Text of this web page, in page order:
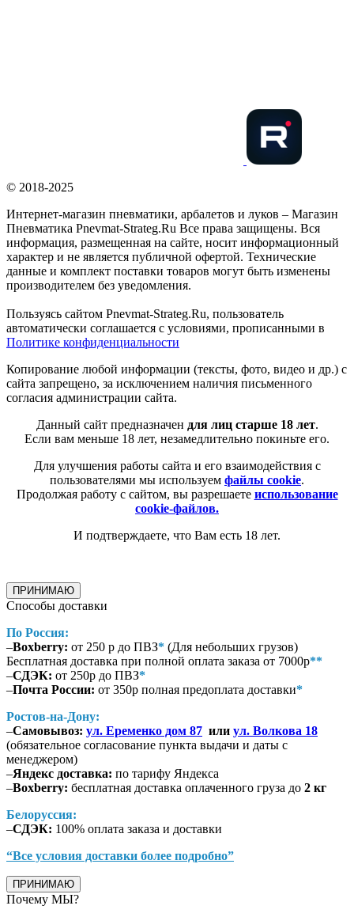
© 2018-2025
Интернет-магазин пневматики, арбалетов и луков – Магазин
Пневматика Pnevmat-Strateg.Ru Все права защищены. Вся
информация, размещенная на сайте, носит информационный
характер и не является публичной офертой. Технические
данные и комплект поставки товаров могут быть изменены
производителем без уведомления.
Пользуясь сайтом Pnevmat-Strateg.Ru, пользователь
автоматически соглашается с условиями, прописанными в
Политике конфиденциальности
Копирование любой информации (тексты, фото, видео и др.) с
сайта запрещено, за исключением наличия письменного
согласия администрации сайта.
Данный сайт предназначен для лиц старше 18 лет.
Если вам меньше 18 лет, незамедлительно покиньте его.
Для улучшения работы сайта и его взаимодействия с
пользователями мы используем файлы cookie.
Продолжая работу с сайтом, вы разрешаете использование
cookie-файлов.
И подтверждаете, что Вам есть 18 лет.
ПРИНИМАЮ
Способы доставки
По Россия:
–Boxberry: от 250 р до ПВЗ* (Для небольших грузов)
Бесплатная доставка при полной оплата заказа от 7000р**
–СДЭК: от 250р до ПВЗ*
–Почта России: от 350р полная предоплата доставки*
Ростов-на-Дону:
–Самовывоз: ул. Еременко дом 87 или ул. Волкова 18
(обязательное согласование пункта выдачи и даты с
менеджером)
–Яндекс доставка: по тарифу Яндекса
–Boxberry: бесплатная доставка оплаченного груза до 2 кг
Белоруссия:
–СДЭК: 100% оплата заказа и доставки
“Все условия доставки более подробно”
ПРИНИМАЮ
Почему МЫ?